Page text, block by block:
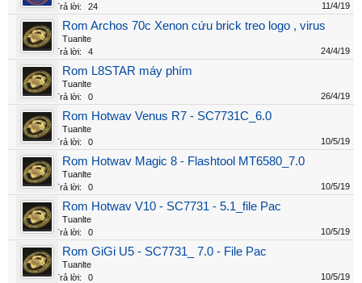
Trả lời: 24 11/4/19
Rom Archos 70c Xenon cứu brick treo logo , virus
Tuanlte
Trả lời:
4 24/4/19
Rom L8STAR máy phím
Tuanlte
Trả lời:
0 26/4/19
Rom Hotwav Venus R7 - SC7731C_6.0
Tuanlte
Trả lời:
0 10/5/19
Rom Hotwav Magic 8 - Flashtool MT6580_7.0
Tuanlte
Trả lời:
0 10/5/19
Rom Hotwav V10 - SC7731 - 5.1_file Pac
Tuanlte
Trả lời:
0 10/5/19
Rom GiGi U5 - SC7731_ 7.0 - File Pac
Tuanlte
Trả lời:
0 10/5/19